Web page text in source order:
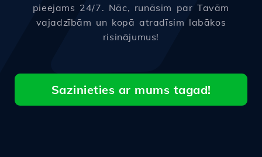
pieejams 24/7. Nāc, runāsim par Tavām
vajadzībām un kopā atradīsim labākos
risinājumus!
Sazinieties ar mums tagad!